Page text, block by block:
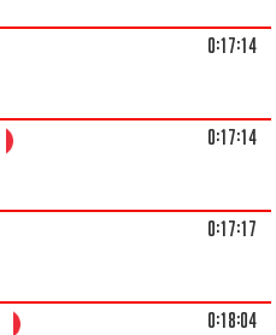
0:17:14
0:17:14
0:17:17
0:18:04